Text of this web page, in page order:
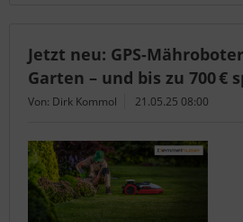
Jetzt neu: GPS-
Garten – und bis zu 700 €
Von: Dirk Kommol 21.05.25 08:00